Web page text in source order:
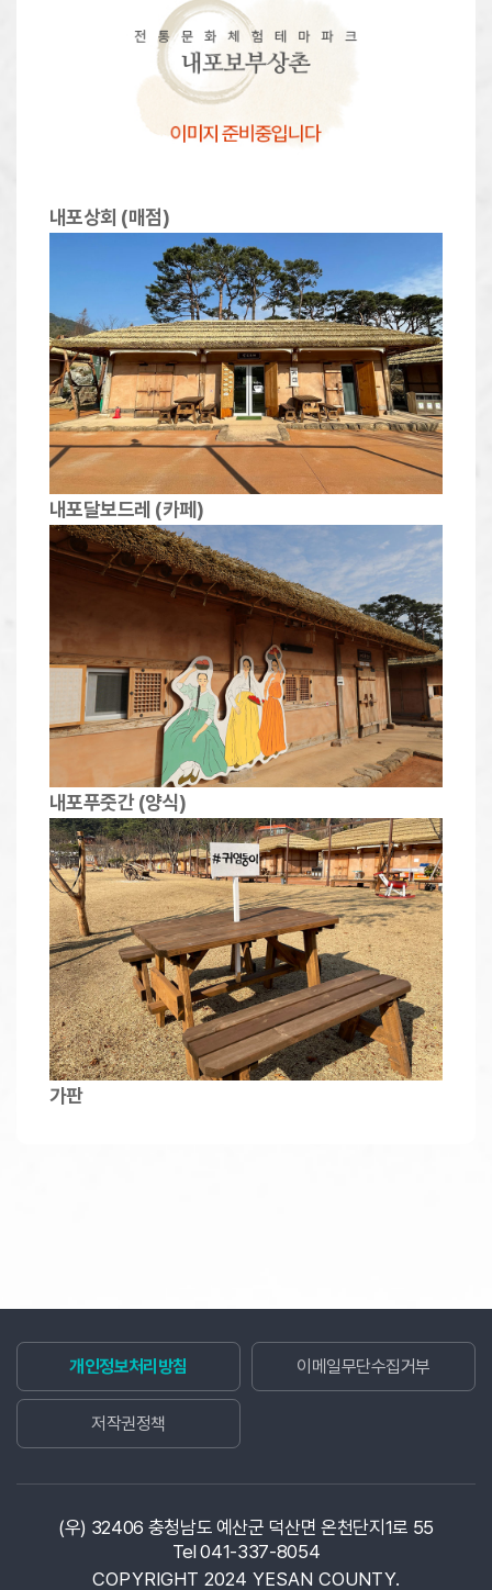
내포상회 (매점)
내포달보드레 (카페)
내포푸줏간 (양식)
가판
개인정보처리방침 이메일무단수집거부
저작권정책
(우) 32406 충청남도 예산군 덕산면 온천단지1로 55
Tel 041-337-8054
COPYRIGHT 2024 YESAN COUNTY.